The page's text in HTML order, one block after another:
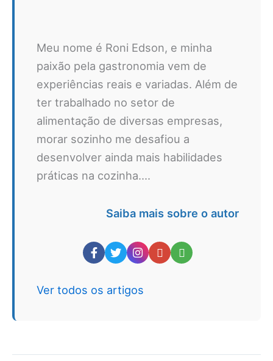
Meu nome é Roni Edson, e minha
paixão pela gastronomia vem de
experiências reais e variadas. Além de
ter trabalhado no setor de
alimentação de diversas empresas,
morar sozinho me desafiou a
desenvolver ainda mais habilidades
práticas na cozinha....
Saiba mais sobre o autor
Ver todos os artigos